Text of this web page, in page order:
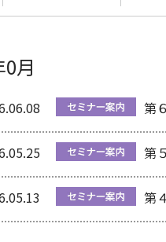
月
第
第
第